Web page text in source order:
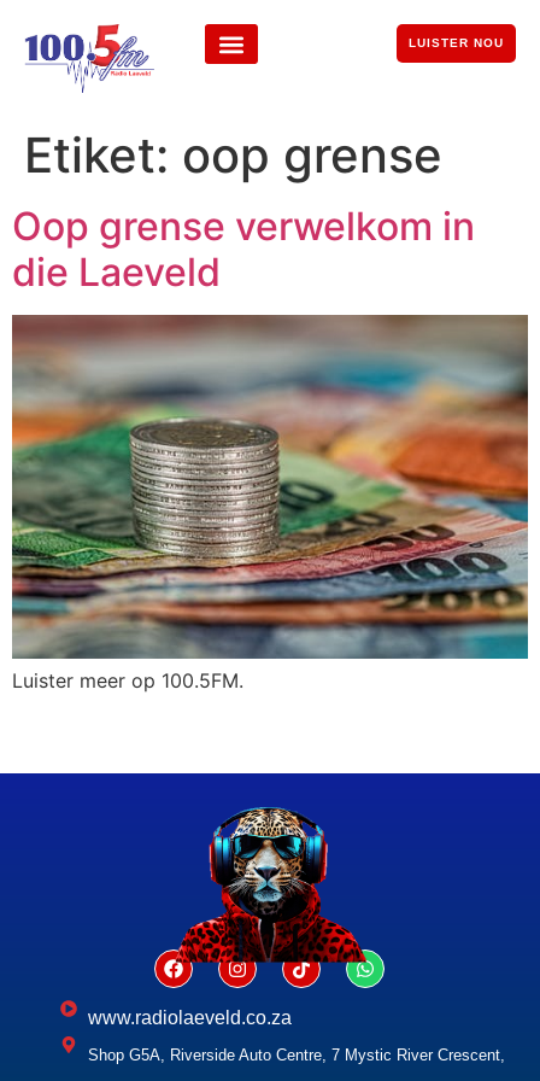
LUISTER NOU
Etiket: oop grense
Oop grense verwelkom in
die Laeveld
Luister meer op 100.5FM.
www.radiolaeveld.co.za
Shop G5A, Riverside Auto Centre, 7 Mystic River Crescent,